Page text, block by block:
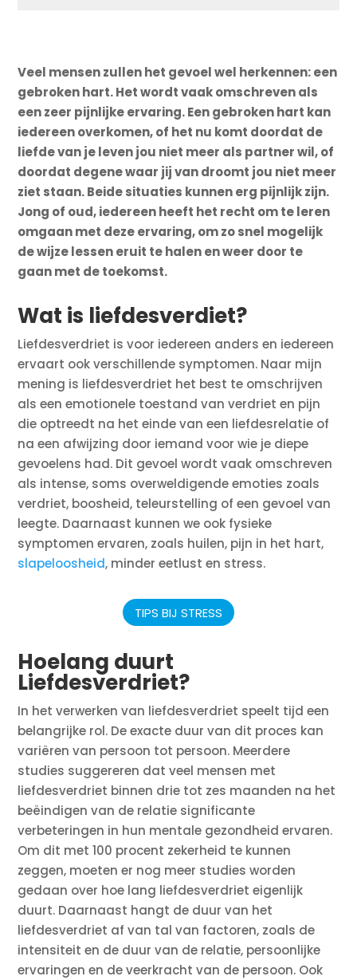
Veel mensen zullen het gevoel wel herkennen: een
gebroken hart. Het wordt vaak omschreven als
een zeer pijnlijke ervaring. Een gebroken hart kan
iedereen overkomen, of het nu komt doordat de
liefde van je leven jou niet meer als partner wil, of
doordat degene waar jij van droomt jou niet meer
ziet staan. Beide situaties kunnen erg pijnlijk zijn.
Jong of oud, iedereen heeft het recht om te leren
omgaan met deze ervaring, om zo snel mogelijk
de wijze lessen eruit te halen en weer door te
gaan met de toekomst.
Wat is liefdesverdiet?
Liefdesverdriet is voor iedereen anders en iedereen
ervaart ook verschillende symptomen. Naar mijn
mening is liefdesverdriet het best te omschrijven
als een emotionele toestand van verdriet en pijn
die optreedt na het einde van een liefdesrelatie of
na een afwijzing door iemand voor wie je diepe
gevoelens had. Dit gevoel wordt vaak omschreven
als intense, soms overweldigende emoties zoals
verdriet, boosheid, teleurstelling of een gevoel van
leegte. Daarnaast kunnen we ook fysieke
symptomen ervaren, zoals huilen, pijn in het hart,
slapeloosheid, minder eetlust en stress.
TIPS BIJ STRESS
Hoelang duurt
Liefdesverdriet?
In het verwerken van liefdesverdriet speelt tijd een
belangrijke rol. De exacte duur van dit proces kan
variëren van persoon tot persoon. Meerdere
studies suggereren dat veel mensen met
liefdesverdriet binnen drie tot zes maanden na het
beëindigen van de relatie significante
verbeteringen in hun mentale gezondheid ervaren.
Om dit met 100 procent zekerheid te kunnen
zeggen, moeten er nog meer studies worden
gedaan over hoe lang liefdesverdriet eigenlijk
duurt. Daarnaast hangt de duur van het
liefdesverdriet af van tal van factoren, zoals de
intensiteit en de duur van de relatie, persoonlijke
ervaringen en de veerkracht van de persoon. Ook